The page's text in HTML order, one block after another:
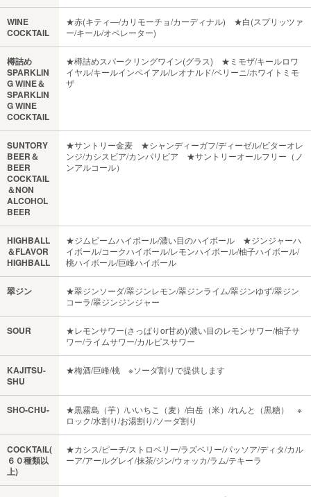
WINE
COCKTAIL
★赤(キティ―/カリモーチョ/カーディナル) ★白(スプリッツァ
ー/キール/オペレーター)
樽詰め
SPARKLIN
G WINE＆
SPARKLIN
G WINE
COCKTAIL
★樽詰めスパークリングワイン(グラス) ★ミモザ/キールロワ
イヤル/キールインペイアル/レオナルド/ベリーニ/ホワイトミモ
ザ
SUNTORY
BEER＆
BEER
COCKTAIL
＆NON
ALCOHOL
BEER
★サントリー金麦 ★シャンディーガフ/ディーゼル/ビターオレ
ンジ/カシスビア/カンパリビア ★サントリーオールフリー（ノ
ンアルコール）
HIGHBALL
＆FLAVOR
HIGHBALL
★ジムビームハイボール/濃い目のハイボール ★ジンジャーハ
イボール/コークハイボール/レモンハイボール/柚子ハイボール/
桃ハイボール/巨峰ハイボール
翠ジン
★翠ジンソーダ/翠ジンレモン/翠ジンライム/翠ジンゆず/翠ジン
コーラ/翠ジンジンジャー
SOUR
★レモンサワー(さっぱりor甘め)/濃い目のレモンサワー/柚子サ
ワー/ライムサワー/カルピスサワー
KAJITSU-
SHU
★梅酒/巨峰/桃 ※ソーダ割りで提供します
SHO-CHU-
★黒霧島（芋）/いいちこ（麦）/白岳（米）/れんと（黒糖） ※
ロック/水割り/お湯割り/ソーダ割り
COCKTAIL(
６０種類以
上)
★カシス/ピーチ/ストロベリー/ラズベリー/パッソア/ディタ/カル
ーア/アールグレイ/抹茶/ジン/ウォッカ/ラム/テキーラ